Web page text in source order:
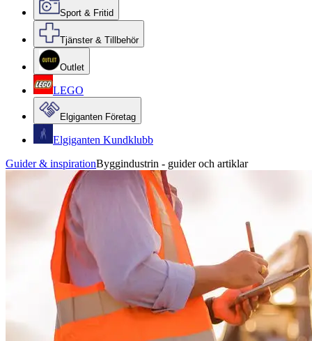
Sport & Fritid
Tjänster & Tillbehör
Outlet
LEGO
Elgiganten Företag
Elgiganten Kundklubb
Guider & inspirationByggindustrin - guider och artiklar